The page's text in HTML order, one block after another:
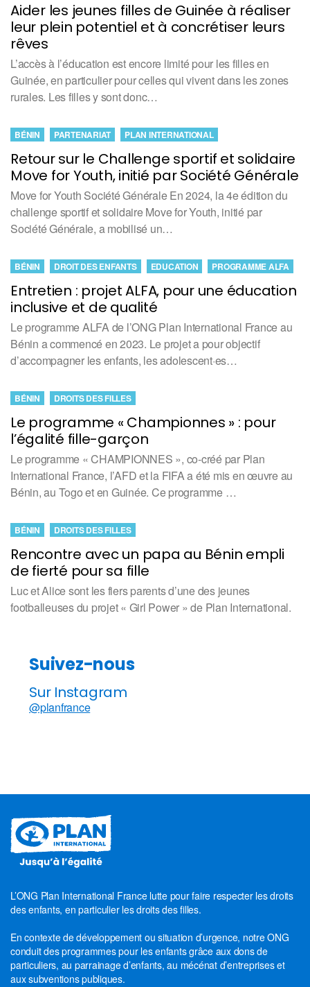
Aider les jeunes filles de Guinée à réaliser
leur plein potentiel et à concrétiser leurs
rêves
L’accès à l’éducation est encore limité pour les filles en
Guinée, en particulier pour celles qui vivent dans les zones
rurales. Les filles y sont donc…
Retour sur le Challenge sportif et solidaire
Move for Youth, initié par Société Générale
BÉNIN PARTENARIAT PLAN INTERNATIONAL
Move for Youth Société Générale En 2024, la 4e édition du
challenge sportif et solidaire Move for Youth, initié par
Société Générale, a mobilisé un…
Entretien : projet ALFA, pour une éducation
inclusive et de qualité
BÉNIN DROIT DES ENFANTS EDUCATION PROGRAMME ALFA
Le programme ALFA de l’ONG Plan International France au
Bénin a commencé en 2023. Le projet a pour objectif
d’accompagner les enfants, les adolescent·es…
Le programme « Championnes » : pour
l’égalité fille-garçon
BÉNIN DROITS DES FILLES
Le programme « CHAMPIONNES », co-créé par Plan
International France, l’AFD et la FIFA a été mis en œuvre au
Bénin, au Togo et en Guinée. Ce programme …
Rencontre avec un papa au Bénin empli
de fierté pour sa fille
BÉNIN DROITS DES FILLES
Luc et Alice sont les fiers parents d’une des jeunes
footballeuses du projet « Girl Power » de Plan International.
Suivez-nous
Sur Instagram
@planfrance
L’ONG Plan International France lutte pour faire respecter les droits
des enfants, en particulier les droits des filles.
En contexte de développement ou situation d’urgence, notre ONG
conduit des programmes pour les enfants grâce aux dons de
particuliers, au parrainage d’enfants, au mécénat d’entreprises et
aux subventions publiques.